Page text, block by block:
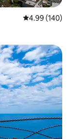
Calificación
4.99 (140)